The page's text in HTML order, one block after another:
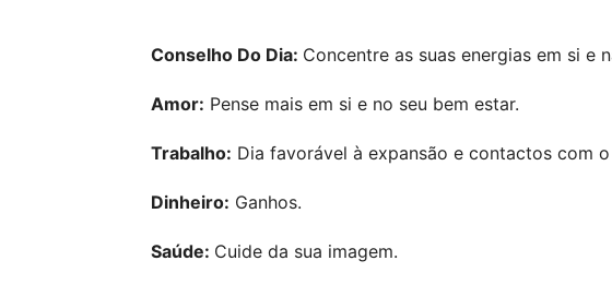
Conselho Do Dia: Concentre as suas energias em si e
Amor: Pense mais em si e no seu bem estar.
Trabalho: Dia favorável à expansão e contactos com
Dinheiro: Ganhos.
Saúde: Cuide da sua imagem.